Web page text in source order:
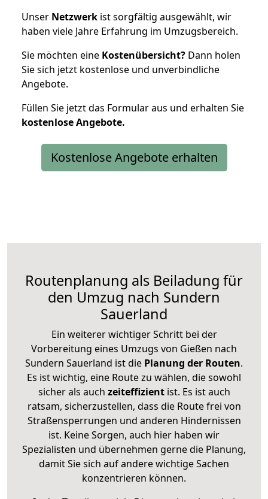
Unser Netzwerk ist sorgfältig ausgewählt, wir
haben viele Jahre Erfahrung im Umzugsbereich.
Sie möchten eine Kostenübersicht? Dann holen
Sie sich jetzt kostenlose und unverbindliche
Angebote.
Füllen Sie jetzt das Formular aus und erhalten Sie
kostenloseAngebote.
Kostenlose Angebote erhalten
Routenplanung als Beiladung für
den Umzug nach Sundern
Sauerland
Ein weiterer wichtiger Schritt bei der
Vorbereitung eines Umzugs von Gießen nach
Sundern Sauerland ist die Planung der Routen.
Es ist wichtig, eine Route zu wählen, die sowohl
sicher als auch zeiteffizientist. Es ist auch
ratsam, sicherzustellen, dass die Route frei von
Straßensperrungen und anderen Hindernissen
ist. Keine Sorgen, auch hier haben wir
Spezialisten und übernehmen gerne die Planung,
damit Sie sich auf andere wichtige Sachen
konzentrieren können.